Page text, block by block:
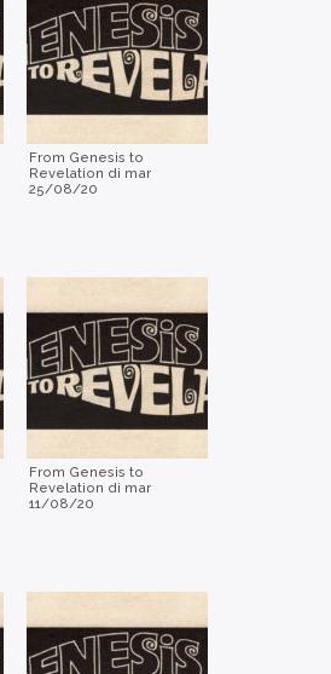
From Genesis to
Revelation di mar
25/08/20
From Genesis to
Revelation di mar
11/08/20